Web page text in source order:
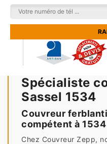
Spécialiste
Sassel 1534
Couvreur
compétent à 1534
Chez Couvreur Zepp,